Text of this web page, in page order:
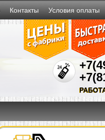
Контакты Условия оплаты